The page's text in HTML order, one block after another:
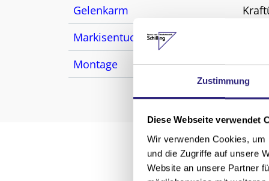
Zustimmung
Diese Webseite verwendet
Wir verwenden Cookies,
und die Zugriffe auf unsere
Website an unsere Partner
Gelenkarm
Markisentuch
Montage